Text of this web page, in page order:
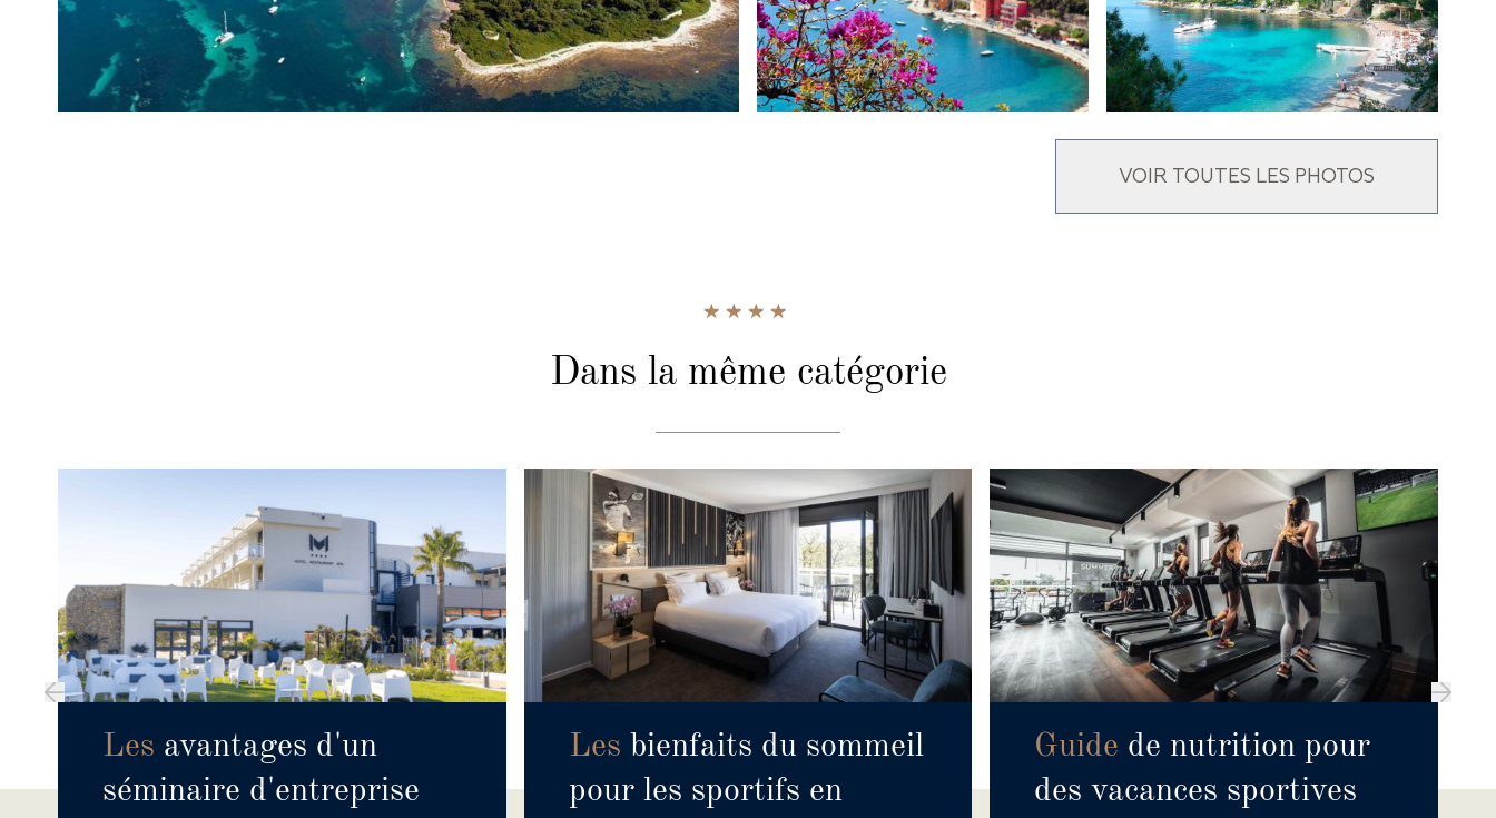
VOIR TOUTES LES PHOTOS
Dans la même catégorie
Les avantages d'un
séminaire d'entreprise
Les bienfaits du sommeil
pour les sportifs en
Guide de nutrition pour
des vacances sportives